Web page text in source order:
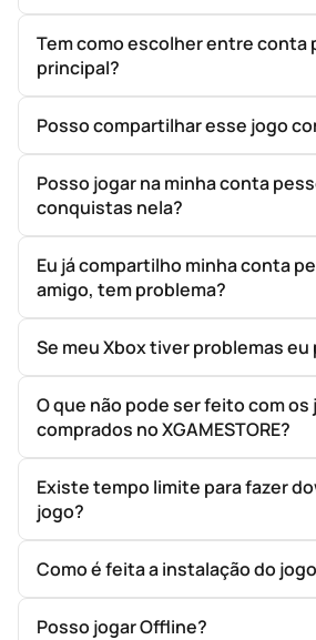
Tem como escolher entre conta
principal?
Posso compartilhar esse jogo
Posso jogar na minha conta
conquistas nela?
Eu já compartilho minha conta
amigo, tem problema?
Se meu Xbox tiver problemas eu
O que não pode ser feito com os
comprados no XGAMESTORE?
Existe tempo limite para fazer
jogo?
Como é feita a instalação do
Posso jogar Offline?